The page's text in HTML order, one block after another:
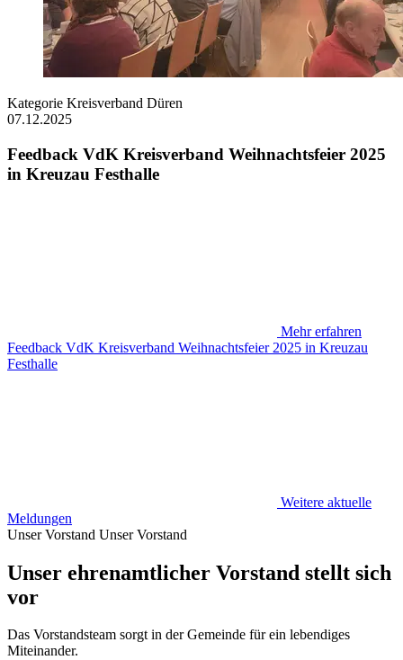
Kategorie Kreisverband Düren
07.12.2025
Feedback VdK Kreisverband Weihnachtsfeier 2025
in Kreuzau Festhalle
Mehr erfahren
Feedback VdK Kreisverband Weihnachtsfeier 2025 in Kreuzau
Festhalle
Weitere aktuelle
Meldungen
Unser Vorstand Unser Vorstand
Unser ehrenamtlicher Vorstand stellt sich
vor
Das Vorstandsteam sorgt in der Gemeinde für ein lebendiges
Miteinander.